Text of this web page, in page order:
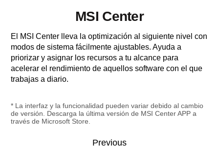
MSI Center
El MSI Center lleva la optimización al siguiente nivel con
modos de sistema fácilmente ajustables. Ayuda a
priorizar y asignar los recursos a tu alcance para
acelerar el rendimiento de aquellos software con el que
trabajas a diario.
* La interfaz y la funcionalidad pueden variar debido al cambio
de versión. Descarga la última versión de MSI Center APP a
través de Microsoft Store.
Previous